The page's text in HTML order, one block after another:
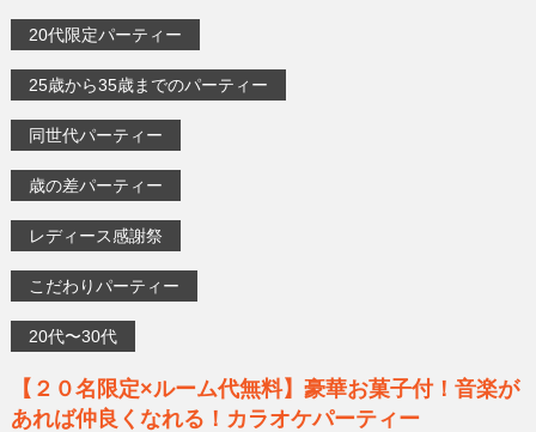
20代限定パーティー
25歳から35歳までのパーティー
同世代パーティー
歳の差パーティー
レディース感謝祭
こだわりパーティー
20代〜30代
【２０名限定×ルーム代無料】豪華お菓子付！音楽が
あれば仲良くなれる！カラオケパーティー